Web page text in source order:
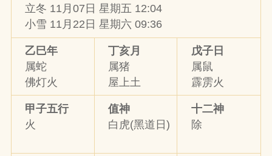
立冬 11月07日 星期五 12:04
小雪 11月22日 星期六 09:36
乙巳年
属蛇
佛灯火
丁亥月
属猪
屋上土
戊子日
属鼠
霹雳火
甲子五行
火
值神
白虎(黑道日)
十二神
除